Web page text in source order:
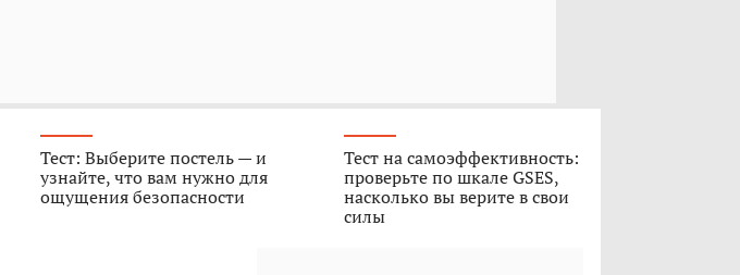
Тест: Выберите постель — и
узнайте, что вам нужно для
ощущения безопасности
Тест на самоэффективность:
проверьте по шкале GSES,
насколько вы верите в свои
силы